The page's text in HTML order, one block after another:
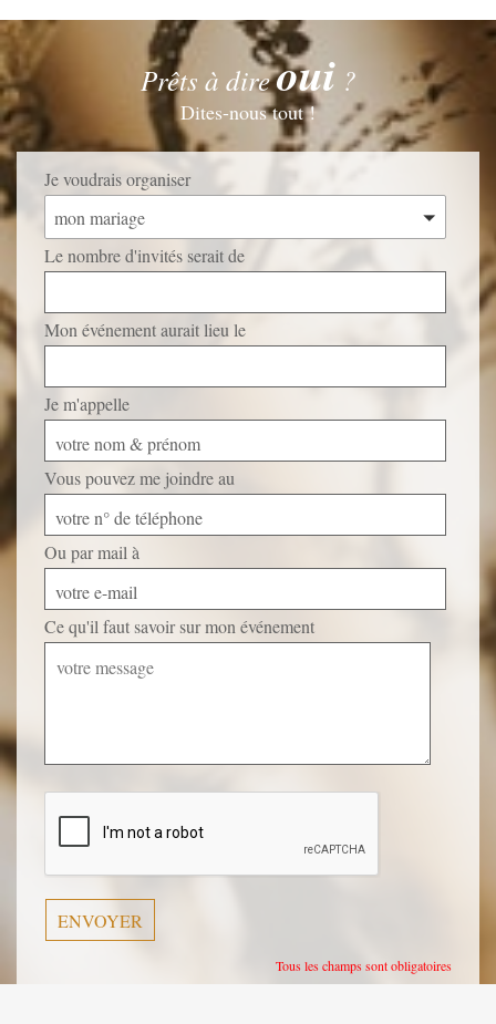
Prêts à direoui ?
Dites-nous tout !
Je voudrais organiser
mon mariage
Le nombre d'invités serait de
Mon événement aurait lieu le
Je m'appelle
votre nom & prénom
Vous pouvez me joindre au
votre n° de téléphone
Ou par mail à
votre e-mail
Ce qu'il faut savoir sur mon événement
champ
vide.
Tous les champs sont obligatoires